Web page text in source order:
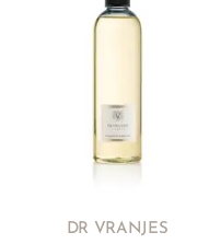
DR VRANJES